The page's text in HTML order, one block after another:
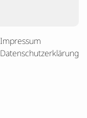
Impressum
Datenschutzerklärung